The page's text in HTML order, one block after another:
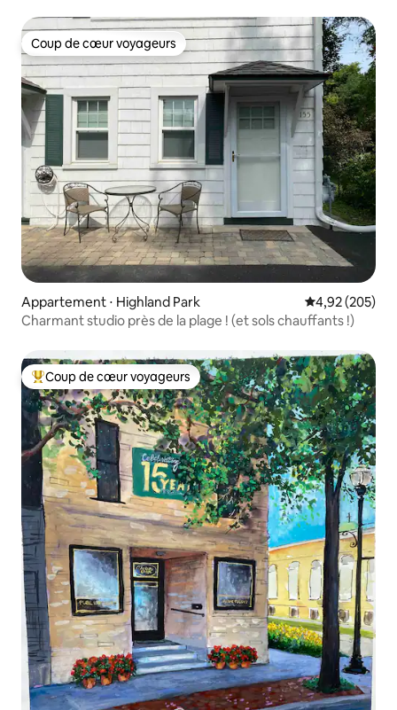
Coup de cœur voyageurs
Coup de cœur voyageurs
Appartement ⋅ Highland Park Évaluation
4,92 (205)
Charmant studio près de la plage ! (et sols chauffants !)
Coups de cœur voyageurs les plus appréciés
Coup de cœur voyageurs